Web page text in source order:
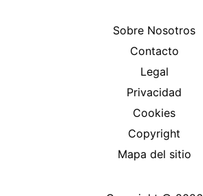
Sobre Nosotros
Contacto
Legal
Privacidad
Cookies
Copyright
Mapa del sitio